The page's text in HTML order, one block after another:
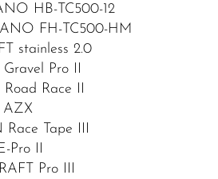
HB-TC500-12
FH-TC500-HM
stainless 2.0
Pro II
Road Race II
AZX
Tape III
Pro II
Pro III